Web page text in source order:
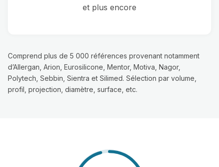
et plus encore
Comprend plus de 5 000 références provenant notamment
d’Allergan, Arion, Eurosilicone, Mentor, Motiva, Nagor,
Polytech, Sebbin, Sientra et Silimed. Sélection par volume,
profil, projection, diamètre, surface, etc.